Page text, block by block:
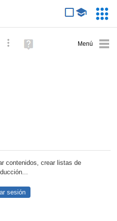
Búsqueda avanzada
Ayuda
(en
contenidos, crear listas de
sesión